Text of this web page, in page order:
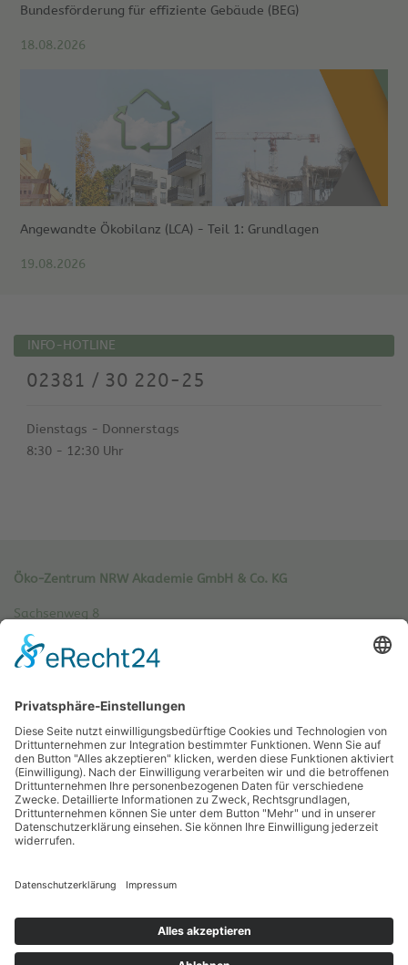
Bundesförderung für effiziente Gebäude (BEG)
18.08.2026
Angewandte Ökobilanz (LCA) - Teil 1: Grundlagen
19.08.2026
INFO-HOTLINE
02381 / 30 220-25
Dienstags - Donnerstags
8:30 - 12:30 Uhr
Öko-Zentrum NRW Akademie GmbH & Co. KG
Sachsenweg 8
59073 Hamm
Tel.: 02381 / 30 220-0
info[at]oe-akademie.de
Vertrag widerrufen
Sitemap
Impressum
Datenschutz